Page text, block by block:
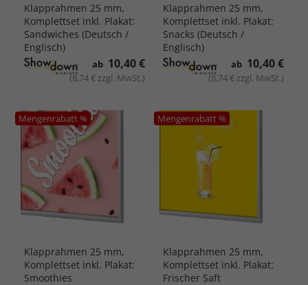
Klapprahmen 25 mm,
Komplettset inkl. Plakat:
Sandwiches (Deutsch /
Englisch)
ab 10,40 €
(8,74 € zzgl. MwSt.)
Klapprahmen 25 mm,
Komplettset inkl. Plakat:
Snacks (Deutsch /
Englisch)
ab 10,40 €
(8,74 € zzgl. MwSt.)
Mengenrabatt %
Klapprahmen 25 mm,
Komplettset inkl. Plakat:
Smoothies
Mengenrabatt %
Klapprahmen 25 mm,
Komplettset inkl. Plakat:
Frischer Saft